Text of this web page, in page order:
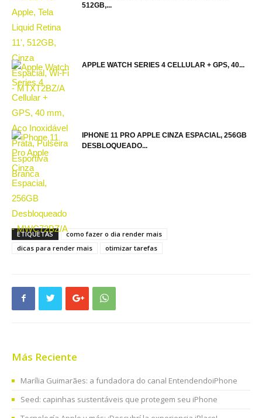
512GB,...
APPLE WATCH SERIES 4 CELLULAR + GPS, 40...
IPHONE 11 PRO APPLE CINZA ESPACIAL, 256GB
DESBLOQUEADO...
ETIQUETAS
como fazer o dia render mais
dicas para render mais
otimizar tarefas
Más Reciente
Marília Guimarães: a fundadora do canal EntendendoiPhone
Seed: capinhas sustentáveis que protegem seu iPhone